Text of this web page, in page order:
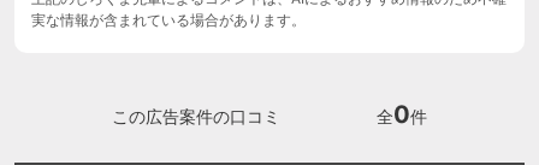
実な情報が含まれている場合があります。
この広告案件の口コミ 全0件